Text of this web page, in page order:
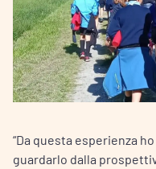
“Da questa esperienza
guardarlo dalla